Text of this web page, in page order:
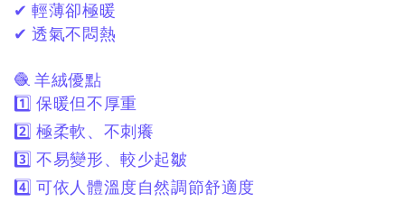
✔ 輕薄卻極暖
✔ 透氣不悶熱
🧶 羊絨優點
1️⃣ 保暖但不厚重
2️⃣ 極柔軟、不刺癢
3️⃣ 不易變形、較少起皺
4️⃣ 可依人體溫度自然調節舒適度